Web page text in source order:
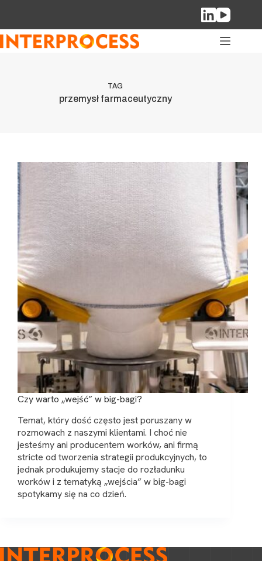
treści
TAG
przemysł farmaceutyczny
Czy warto „wejść” w big-bagi?
Temat, który dość często jest poruszany w
rozmowach z naszymi klientami. I choć nie
jesteśmy ani producentem worków, ani firmą
stricte od tworzenia strategii produkcyjnych, to
jednak produkujemy stacje do rozładunku
worków i z tematyką „wejścia” w big-bagi
spotykamy się na co dzień.